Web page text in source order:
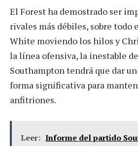
El Forest ha demostrado ser
rivales más débiles, sobre todo
White moviendo los hilos y
la línea ofensiva, la inestable
Southampton tendrá que dar
forma significativa para
anfitriones.
Leer: Informe del partido